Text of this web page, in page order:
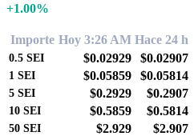
+1.00%
Importe Hoy 3:26 AM Hace 24 h
0.5 SEI $0.02929 $0.02907
1 SEI $0.05859 $0.05814
5 SEI $0.2929 $0.2907
10 SEI $0.5859 $0.5814
50 SEI $2.929 $2.907